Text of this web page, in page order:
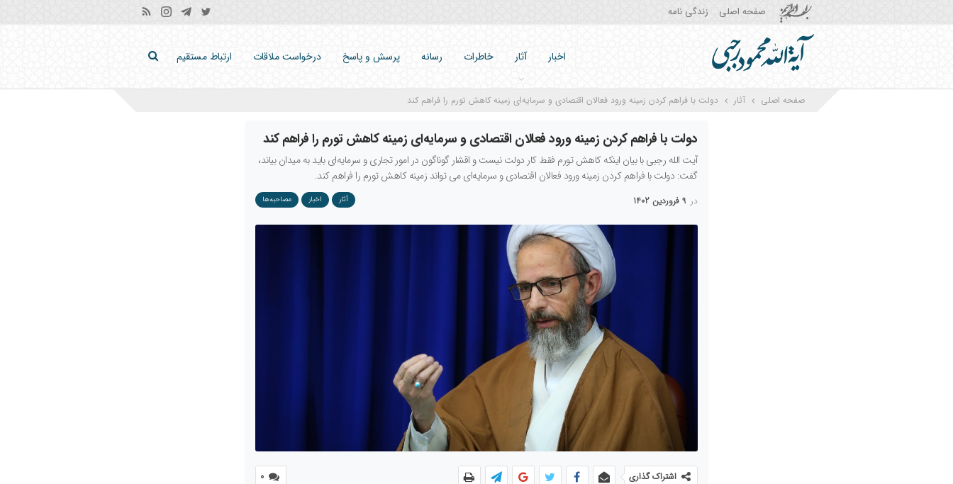
صفحه اصلی زندگی نامه
اخبار آثار خاطرات رسانه پرسش و پاسخ درخواست ملاقات ارتباط مستقیم
صفحه اصلی آثار دولت با فراهم کردن زمینه ورود فعالان اقتصادی و سرمایه‌ای زمینه کاهش تورم را فراهم کند
دولت با فراهم کردن زمینه ورود فعالان اقتصادی و سرمایه‌ای زمینه کاهش تورم را فراهم کند
آیت الله رجبی با بیان اینکه کاهش تورم فقط کار دولت نیست و اقشار گوناگون در امور تجاری و سرمایه‌ای باید به میدان بیاند،
گفت: دولت با فراهم کردن زمینه ورود فعالان اقتصادی و سرمایه‌ای می تواند زمینه کاهش تورم را فراهم کند.
آثار اخبار مصاحبه‌ها در 9 فروردین 1402
0 اشتراک گذاری